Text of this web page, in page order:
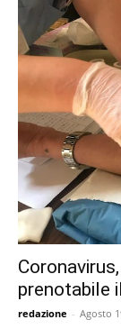
prenotabile
redazione - Agosto